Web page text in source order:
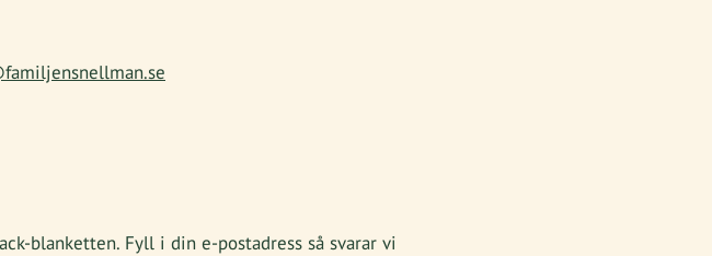
blanketten. Fyll i din e-postadress så svarar vi